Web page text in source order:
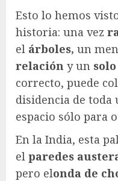
Esto lo hemos
historia: una vez
el árboles, un
relación y un
correcto, puede
disidencia de toda
espacio sólo para
En la India, esta
el paredes
pero elonda de